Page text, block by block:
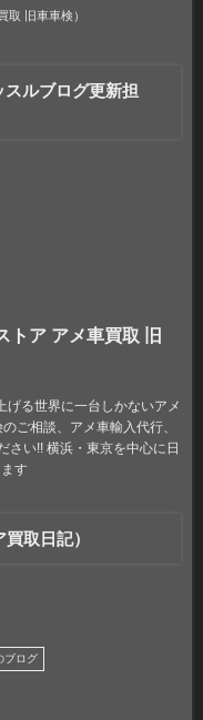
取 旧車車検）
ルブログ更新担
トア アメ車買取 旧
げる世界に一台しかないアメ
ご相談、アメ車輸入代行、
さい!! 横浜・東京を中心に日
す
取日記）
ブログ